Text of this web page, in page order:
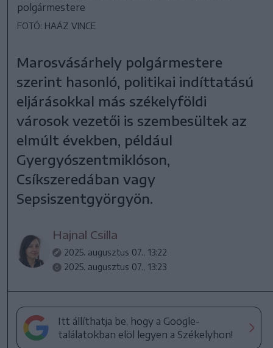
polgármestere
FOTÓ: HAÁZ VINCE
Marosvásárhely polgármestere
szerint hasonló, politikai indíttatású
eljárásokkal más székelyföldi
városok vezetői is szembesültek az
elmúlt években, például
Gyergyószentmiklóson,
Csíkszeredában vagy
Sepsiszentgyörgyön.
Hajnal Csilla
2025. augusztus 07., 13:22
2025. augusztus 07., 13:23
Itt állíthatja be, hogy a Google-
találatokban elöl legyen a Székelyhon!